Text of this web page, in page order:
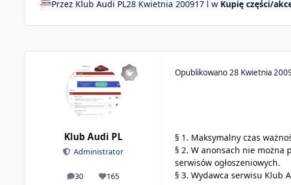
Przez Klub Audi PL28 Kwietnia 200917 l w Kupię części/
Klub Audi PL
Administrator
30
odpowiedzi
165
Reputacja
Opublikowano28 Kwietnia
§ 1. Maksymalny czas
§ 2. W anonsach nie
serwisów ogłoszeniowych.
§ 3. Wydawca serwisu Klub